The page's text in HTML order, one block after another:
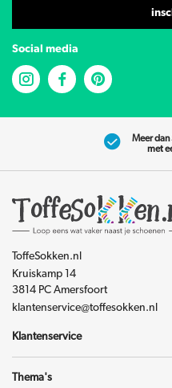
Social media
Meer
met
ToffeSokken.nl
Kruiskamp 14
3814 PC Amersfoort
klantenservice@toffesokken.nl
Klantenservice
Thema's